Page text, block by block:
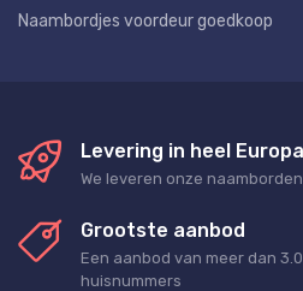
Naambordjes voordeur goedkoop
Levering in heel Europa
We leveren onze
Grootste aanbod
Een aanbod van meer dan
huisnummers